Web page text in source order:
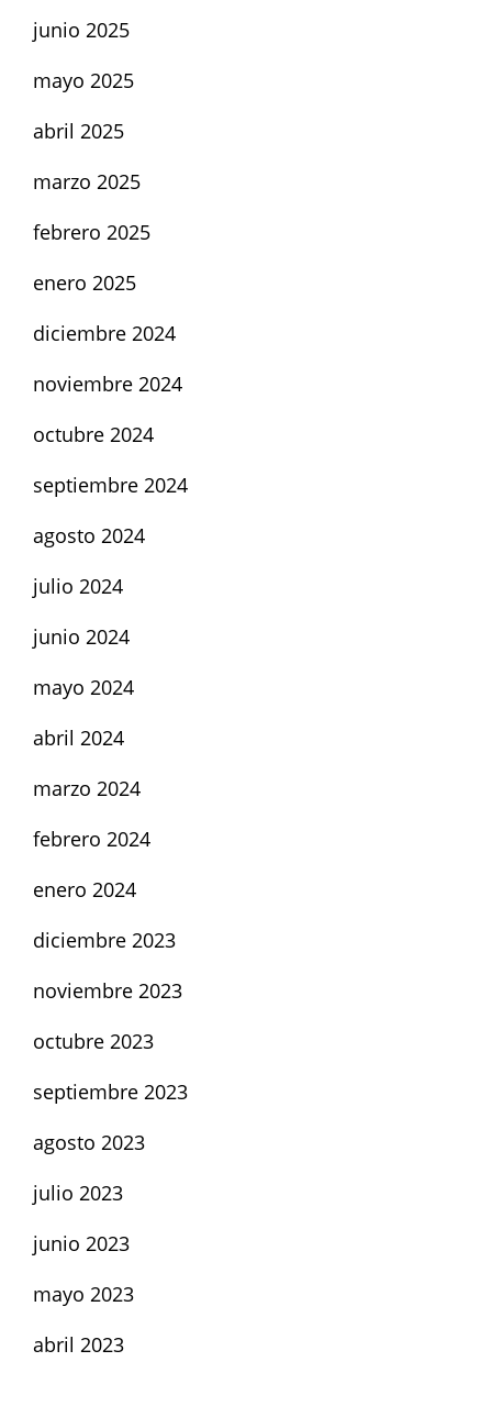
junio 2025
mayo 2025
abril 2025
marzo 2025
febrero 2025
enero 2025
diciembre 2024
noviembre 2024
octubre 2024
septiembre 2024
agosto 2024
julio 2024
junio 2024
mayo 2024
abril 2024
marzo 2024
febrero 2024
enero 2024
diciembre 2023
noviembre 2023
octubre 2023
septiembre 2023
agosto 2023
julio 2023
junio 2023
mayo 2023
abril 2023